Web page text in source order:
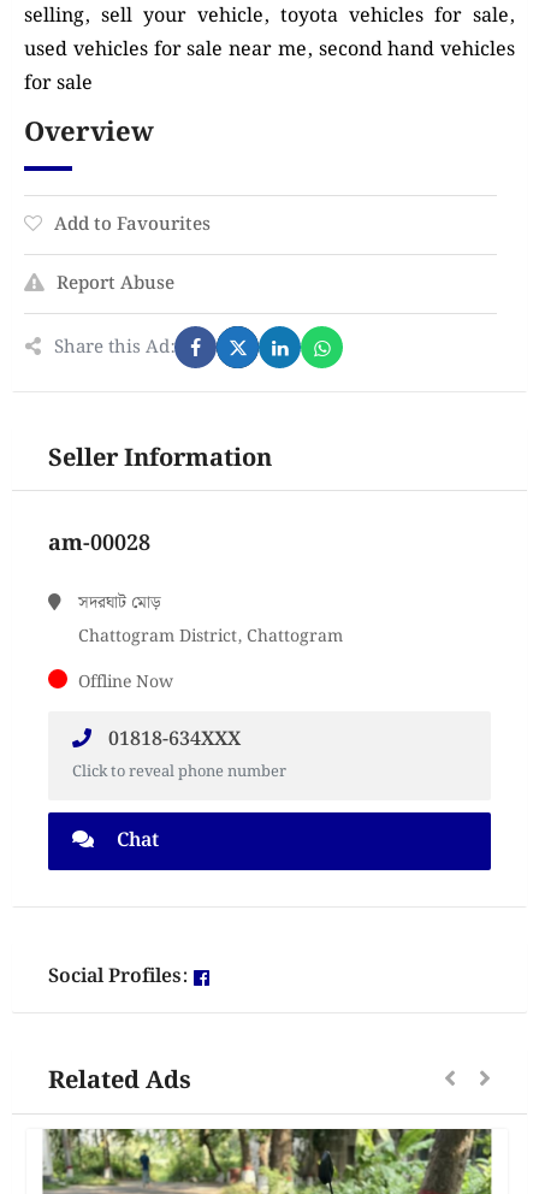
selling, sell your vehicle, toyota vehicles for sale,
used vehicles for sale near me, second hand vehicles
for sale
Overview
Add to Favourites
Report Abuse
Share this Ad:
Seller Information
am-00028
সদরঘাট মোড়
Chattogram District, Chattogram
Offline Now
01818-634XXX
Click to reveal phone number
Chat
Social Profiles:
Related Ads